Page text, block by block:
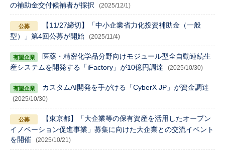
の補助金交付候補者が採択
(2025/12/1)
【11/27締切】「中小企業省力化投資補助金（一般
型）」第4回公募が開始
(2025/11/4)
医薬・精密化学品分野向けモジュール型全自動連続生
産システムを開発する「iFactory」が10億円調達
(2025/10/30)
カスタムAI開発を手がける「CyberX JP」が資金調達
(2025/10/30)
【東京都】「大企業等の保有資産を活用したオープン
イノベーション促進事業」募集に向けた大企業との交流イベント
を開催
(2025/10/21)